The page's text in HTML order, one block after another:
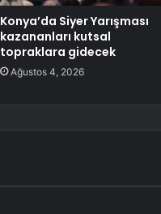
Konya’da Siyer Yarışması
kazananları kutsal
topraklara gidecek
Ağustos 4, 2026